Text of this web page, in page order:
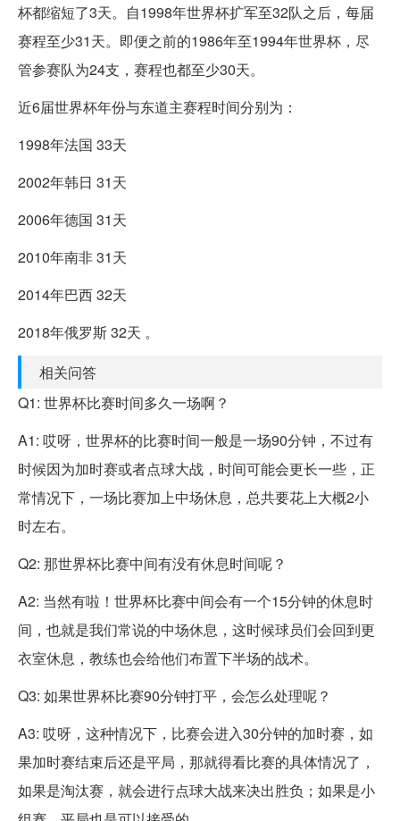
杯都缩短了3天。自1998年世界杯扩军至32队之后，每届
赛程至少31天。即便之前的1986年至1994年世界杯，尽
管参赛队为24支，赛程也都至少30天。
近6届世界杯年份与东道主赛程时间分别为：
1998年法国 33天
2002年韩日 31天
2006年德国 31天
2010年南非 31天
2014年巴西 32天
2018年俄罗斯 32天 。
相关问答
Q1: 世界杯比赛时间多久一场啊？
A1: 哎呀，世界杯的比赛时间一般是一场90分钟，不过有
时候因为加时赛或者点球大战，时间可能会更长一些，正
常情况下，一场比赛加上中场休息，总共要花上大概2小
时左右。
Q2: 那世界杯比赛中间有没有休息时间呢？
A2: 当然有啦！世界杯比赛中间会有一个15分钟的休息时
间，也就是我们常说的中场休息，这时候球员们会回到更
衣室休息，教练也会给他们布置下半场的战术。
Q3: 如果世界杯比赛90分钟打平，会怎么处理呢？
A3: 哎呀，这种情况下，比赛会进入30分钟的加时赛，如
果加时赛结束后还是平局，那就得看比赛的具体情况了，
如果是淘汰赛，就会进行点球大战来决出胜负；如果是小